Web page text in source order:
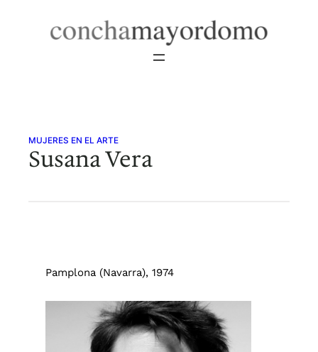
MUJERES EN EL ARTE
Susana Vera
Pamplona (Navarra), 1974